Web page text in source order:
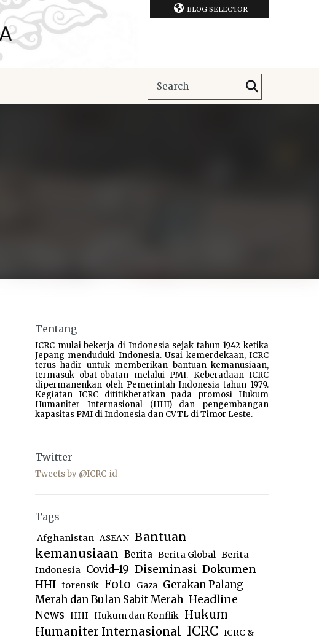
BLOG SELECTOR
Tentang
ICRC mulai bekerja di Indonesia sejak tahun 1942 ketika
Jepang menduduki Indonesia. Usai kemerdekaan, ICRC
terus hadir untuk memberikan bantuan kemanusiaan,
termasuk obat-obatan melalui PMI. Keberadaan ICRC
dipermanenkan oleh Pemerintah Indonesia tahun 1979.
Kegiatan ICRC dititikberatkan pada promosi Hukum
Humaniter Internasional (HHI) dan pengembangan
kapasitas PMI di Indonesia dan CVTL di Timor Leste.
Twitter
Tweets by @ICRC_id
Tags
Afghanistan ASEAN Bantuan
kemanusiaan Berita Berita Global Berita
Indonesia Covid-19 Diseminasi Dokumen
HHI forensik Foto Gaza Gerakan Palang
Merah dan Bulan Sabit Merah Headline
News
HHI Hukum dan Konflik Hukum
Humaniter Internasional ICRC ICRC &